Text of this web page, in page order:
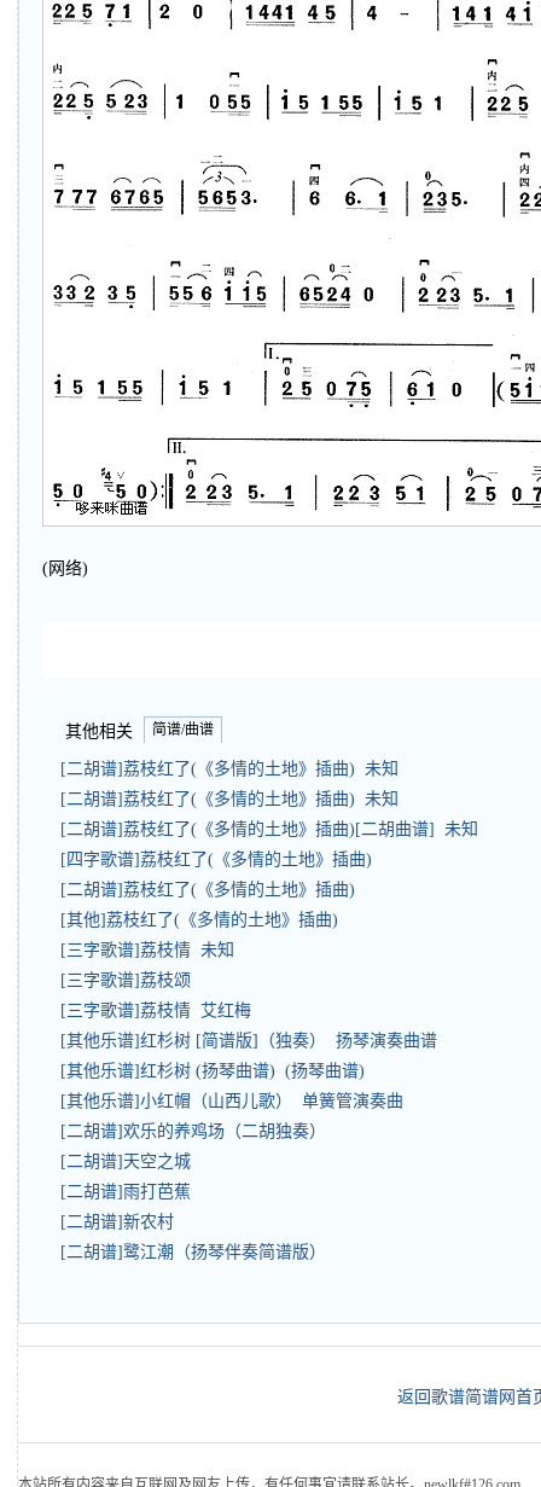
(网络)
其他相关 简谱/曲谱
[二胡谱]荔枝红了(《多情的土地》插曲) 未知
[二胡谱]荔枝红了(《多情的土地》插曲) 未知
[二胡谱]荔枝红了(《多情的土地》插曲)[二胡曲谱] 未知
[四字歌谱]荔枝红了(《多情的土地》插曲)
[二胡谱]荔枝红了(《多情的土地》插曲)
[其他]荔枝红了(《多情的土地》插曲)
[三字歌谱]荔枝情 未知
[三字歌谱]荔枝颂
[三字歌谱]荔枝情 艾红梅
[其他乐谱]红杉树 [简谱版]（独奏） 扬琴演奏曲谱
[其他乐谱]红杉树 (扬琴曲谱) (扬琴曲谱)
[其他乐谱]小红帽（山西儿歌） 单簧管演奏曲
[二胡谱]欢乐的养鸡场（二胡独奏）
[二胡谱]天空之城
[二胡谱]雨打芭蕉
[二胡谱]新农村
[二胡谱]鹭江潮（扬琴伴奏简谱版）
返回歌谱简谱网首